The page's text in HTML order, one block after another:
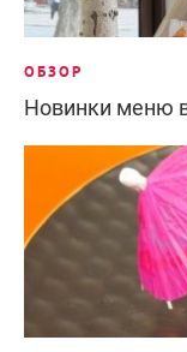
ОБЗОР
Новинки меню